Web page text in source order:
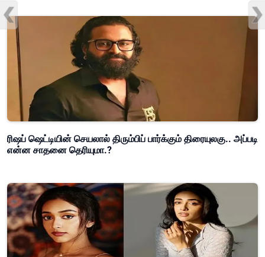
ரிஷப் ஷெட்டியின் செயலால் திரும்பிப் பார்க்கும் திரையுலகு.. அப்படி
என்ன சாதனை தெரியுமா.?